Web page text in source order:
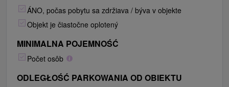
ÁNO, počas pobytu sa zdržiava / býva v objekte
Objekt je čiastočne oplotený
MINIMALNA POJEMNOŚĆ
Počet osôb
ODLEGŁOŚĆ PARKOWANIA OD OBIEKTU